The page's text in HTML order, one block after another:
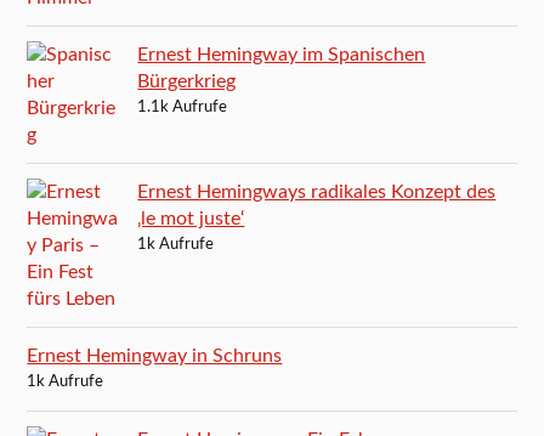
Ernest Hemingway im Spanischen
Bürgerkrieg
1.1k Aufrufe
Ernest Hemingways radikales Konzept des
‚le mot juste‘
1k Aufrufe
Ernest Hemingway in Schruns
1k Aufrufe